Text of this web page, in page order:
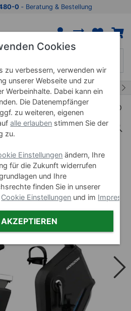
Zur Produktbeschreibung
0 ‐ Beratung & Bestellung
Ergometer
Cookies
zu verbessern, verwenden wir
unserer Webseite und zur
Werbeinhalte. Dabei kann ein
Die Datenempfänger
zu weiteren, eigenen
alle erlauben stimmen Sie der
zu.
Einstellungen ändern, Ihre
für die Zukunft widerrufen
und Ihre
finden Sie in unserer
Cookie Einstellungen und im